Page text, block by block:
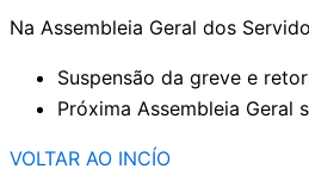
Na Assembleia Geral dos
Suspensão da greve e
Próxima Assembleia Geral
VOLTAR AO INCÍO